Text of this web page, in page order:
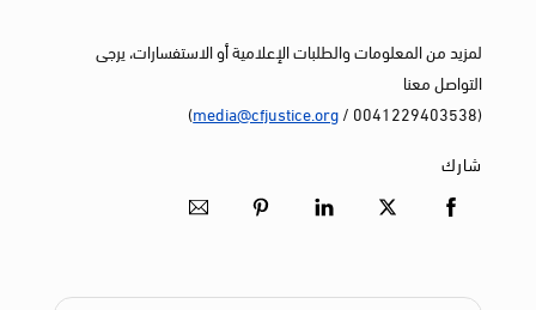
لمزيد من المعلومات والطلبات الإعلامية أو الاستفسارات، يرجى
التواصل معنا
(0041229403538 /
media@cfjustice.org
)
شارك